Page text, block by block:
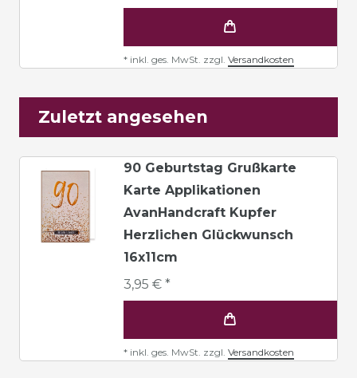
* inkl. ges. MwSt. zzgl. Versandkosten
Zuletzt angesehen
90 Geburtstag Grußkarte
Karte Applikationen
AvanHandcraft Kupfer
Herzlichen Glückwunsch
16x11cm
3,95 € *
* inkl. ges. MwSt. zzgl. Versandkosten